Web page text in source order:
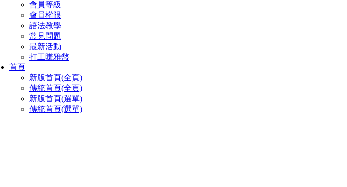
會員等級
會員權限
語法教學
常見問題
最新活動
打工賺雅幣
首頁
新版首頁(全頁)
傳統首頁(全頁)
新版首頁(選單)
傳統首頁(選單)